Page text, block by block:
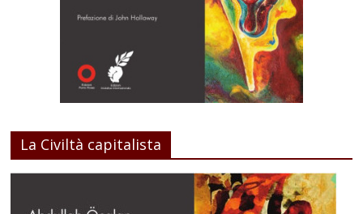
La Civiltà capitalista